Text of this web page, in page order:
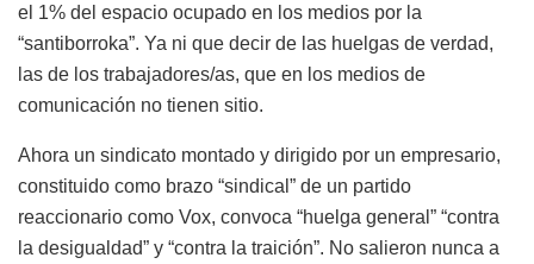
el 1% del espacio ocupado en los medios por la
“santiborroka”. Ya ni que decir de las huelgas de verdad,
las de los trabajadores/as, que en los medios de
comunicación no tienen sitio.
Ahora un sindicato montado y dirigido por un empresario,
constituido como brazo “sindical” de un partido
reaccionario como Vox, convoca “huelga general” “contra
la desigualdad” y “contra la traición”. No salieron nunca a